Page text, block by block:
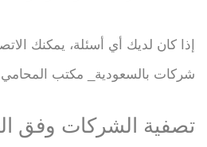
إذا كان لديك أي أسئلة، يمكنك
شركات بالسعودية_ مكتب المحامي
تصفية الشركات وفق